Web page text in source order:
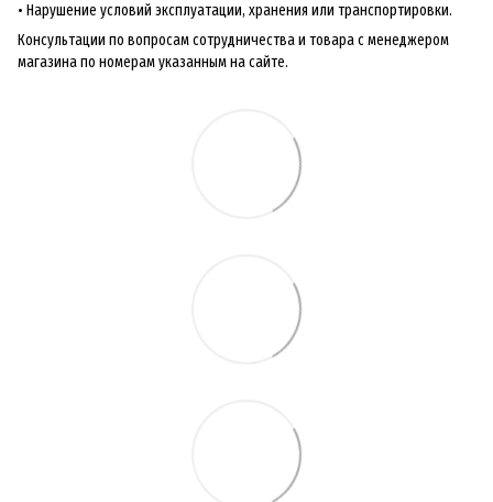
• Нарушение условий эксплуатации, хранения или транспортировки.
Консультации по вопросам сотрудничества и товара с менеджером
магазина по номерам указанным на сайте.